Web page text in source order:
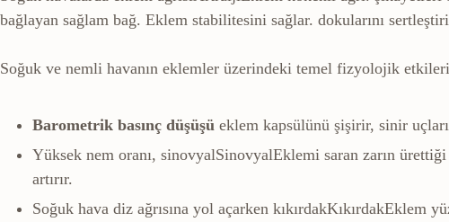
bağlayan sağlam bağ. Eklem stabilitesini sağlar. dokularını
Soğuk ve nemli havanın eklemler üzerindeki temel fizyolojik
Barometrik basınç düşüşü eklem kapsülünü şişirir, sinir
Yüksek nem oranı, sinovyalSinovyalEklemi saran zarın ürettiği
artırır.
Soğuk hava diz ağrısına yol açarken kıkırdakKıkırdakEklem